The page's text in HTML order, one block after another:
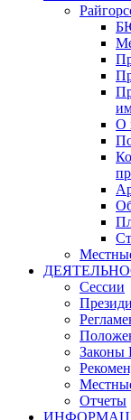
О
Сессии
Отчеты